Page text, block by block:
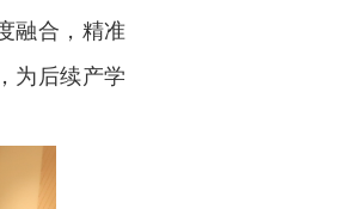
融合，精准
为后续产学